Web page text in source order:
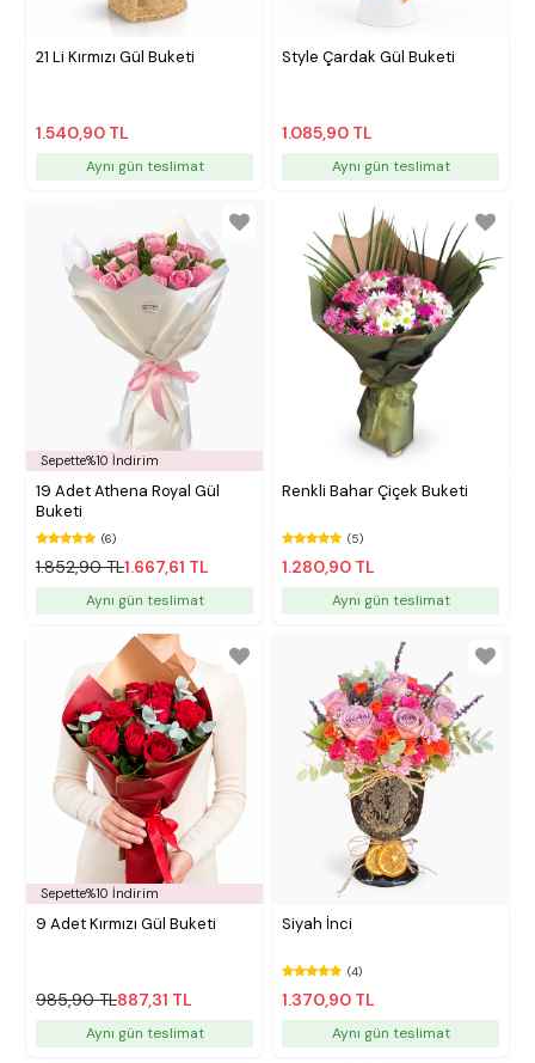
21 Li Kırmızı Gül Buketi
1.540,90 TL
Aynı gün teslimat
Style Çardak Gül Buketi
1.085,90 TL
Aynı gün teslimat
Sepette%10 İndirim
19 Adet Athena Royal Gül
Buketi
(6)
1.852,90 TL1.667,61 TL
Aynı gün teslimat
Renkli Bahar Çiçek Buketi
(5)
1.280,90 TL
Aynı gün teslimat
Sepette%10 İndirim
9 Adet Kırmızı Gül Buketi
985,90 TL887,31 TL
Aynı gün teslimat
Siyah İnci
(4)
1.370,90 TL
Aynı gün teslimat